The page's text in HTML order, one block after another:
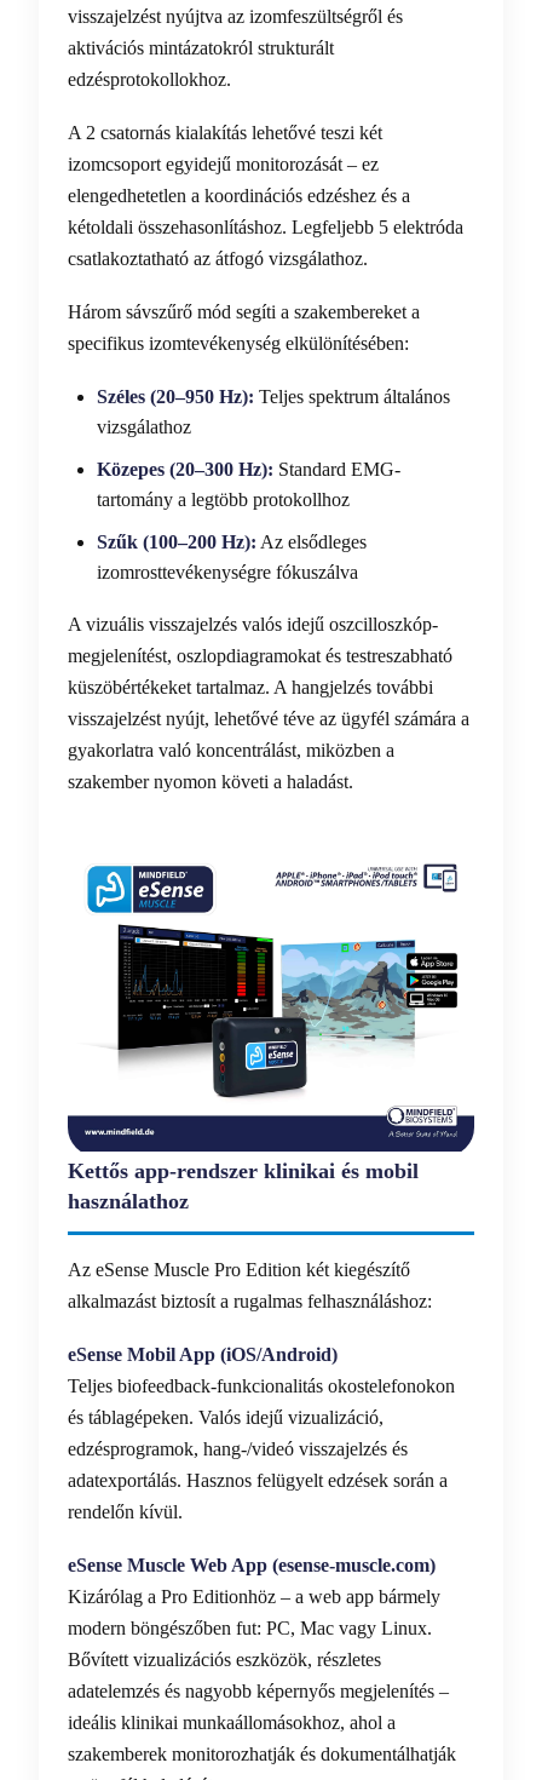
visszajelzést nyújtva az izomfeszültségről és
aktivációs mintázatokról strukturált
edzésprotokollokhoz.
A 2 csatornás kialakítás lehetővé teszi két
izomcsoport egyidejű monitorozását – ez
elengedhetetlen a koordinációs edzéshez és a
kétoldali összehasonlításhoz. Legfeljebb 5 elektróda
csatlakoztatható az átfogó vizsgálathoz.
Három sávszűrő mód segíti a szakembereket a
specifikus izomtevékenység elkülönítésében:
Széles (20–950 Hz): Teljes spektrum általános
vizsgálathoz
Közepes (20–300 Hz): Standard EMG-
tartomány a legtöbb protokollhoz
Szűk (100–200 Hz): Az elsődleges
izomrosttevékenységre fókuszálva
A vizuális visszajelzés valós idejű oszcilloszkóp-
megjelenítést, oszlopdiagramokat és testreszabható
küszöbértékeket tartalmaz. A hangjelzés további
visszajelzést nyújt, lehetővé téve az ügyfél számára a
gyakorlatra való koncentrálást, miközben a
szakember nyomon követi a haladást.
Kettős app-rendszer klinikai és mobil
használathoz
Az eSense Muscle Pro Edition két kiegészítő
alkalmazást biztosít a rugalmas felhasználáshoz:
eSense Mobil App (iOS/Android)
Teljes biofeedback-funkcionalitás okostelefonokon
és táblagépeken. Valós idejű vizualizáció,
edzésprogramok, hang-/videó visszajelzés és
adatexportálás. Hasznos felügyelt edzések során a
rendelőn kívül.
eSense Muscle Web App (esense-muscle.com)
Kizárólag a Pro Editionhöz – a web app bármely
modern böngészőben fut: PC, Mac vagy Linux.
Bővített vizualizációs eszközök, részletes
adatelemzés és nagyobb képernyős megjelenítés –
ideális klinikai munkaállomásokhoz, ahol a
szakemberek monitorozhatják és dokumentálhatják